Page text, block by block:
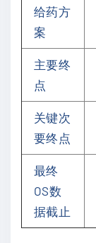
给药方
案
主要终
点
关键次
要终点
最终
OS数
据截止